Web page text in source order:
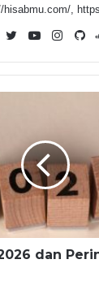
hisabmu.com/,
Facebook
TwitterYouTube
dan